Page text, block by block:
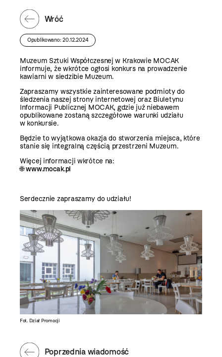
Wróć
Opublikowano: 20.12.2024
Muzeum Sztuki Współczesnej w Krakowie MOCAK
informuje, że wkrótce ogłosi konkurs na prowadzenie
kawiarni w siedzibie Muzeum.
Zapraszamy wszystkie zainteresowane podmioty do
śledzenia naszej strony internetowej oraz Biuletynu
Informacji Publicznej MOCAK, gdzie już niebawem
opublikowane zostaną szczegółowe warunki udziału
w konkursie.
Będzie to wyjątkowa okazja do stworzenia miejsca, które
stanie się integralną częścią przestrzeni Muzeum.
Więcej informacji wkrótce na:
🌐www.mocak.pl
Serdecznie zapraszamy do udziału!
Fot. Dział Promocji
Poprzednia wiadomość